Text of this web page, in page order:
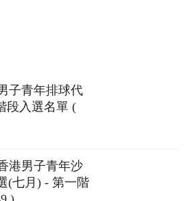
子青年排球代
段入選名單 (
港男子青年沙
(七月) - 第一階